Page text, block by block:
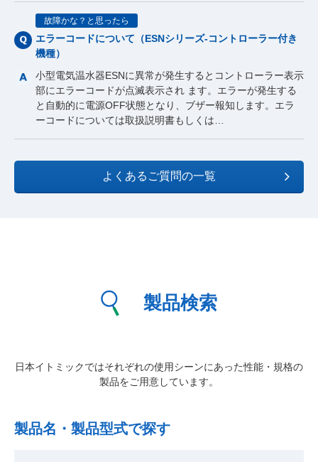
故障かな？と思ったら
エラーコードについて（ESNシリーズ-コントローラー付き
機種）
小型電気温水器ESNに異常が発生するとコントローラー表示
部にエラーコードが点滅表示され ます。エラーが発生する
と自動的に電源OFF状態となり、ブザー報知します。エラ
ーコードについては取扱説明書もしくは…
よくあるご質問の一覧
製品検索
日本イトミックではそれぞれの使用シーンにあった性能・規格の
製品をご用意しています。
製品名・製品型式で探す